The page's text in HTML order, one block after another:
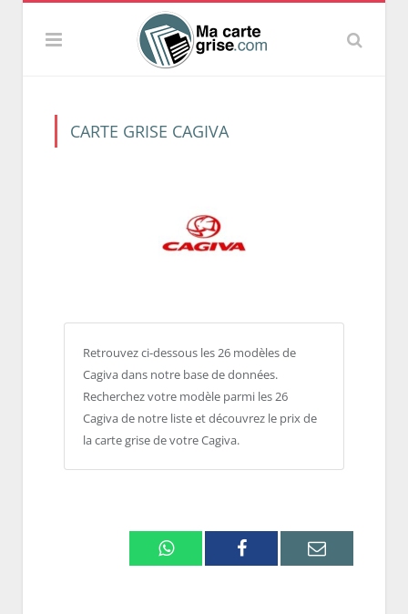
CARTE GRISE CAGIVA
Retrouvez ci-dessous les 26 modèles de
Cagiva dans notre base de données.
Recherchez votre modèle parmi les 26
Cagiva de notre liste et découvrez le prix de
la carte grise de votre Cagiva.
WhatsappFacebook Email